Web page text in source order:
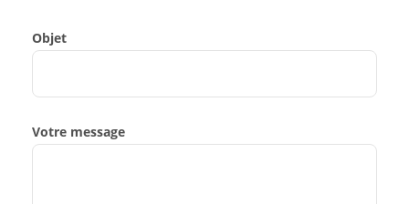
Objet
Votre message